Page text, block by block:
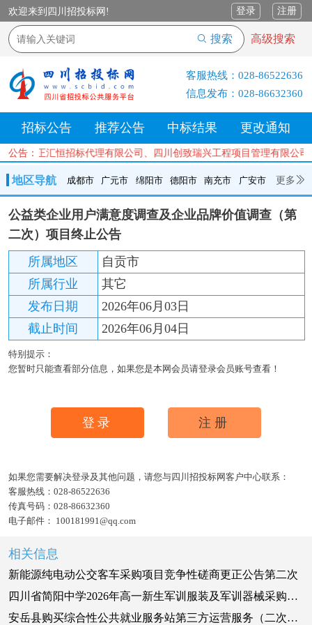
欢迎来到四川招投标网! 登录 注册
搜索 高级搜索
客服热线： 028-86522636
信息发布： 028-86632360
招标公告 推荐公告 中标结果 更改通知
公告： 汇恒招标代理有限公司、四川创致瑞兴工程项目管理
地区导航 成都市 广元市 绵阳市 德阳市 南充市 广安市 更多
成都市 广元市 绵阳市 德阳市 南充市 广安市
遂宁市
内江市
乐山市 自贡市
达州市
资阳市 眉山市 雅安市 阿坝州 甘孜州 凉山州
公益类企业用户满意度调查及企业品牌价值调查（第
二次）项目终止公告
所属地区
自贡市
所属行业
其它
发布日期
2026年06月03日
截止时间
2026年06月04日
特别提示：
您暂时只能查看部分信息，如果您是本网会员请登录会员账号查看！
登录 注册
如果您需要解决登录及其他问题，请您与四川招投标网客户中心联系：
客服热线： 028-86522636
传真号码： 028-86632360
电子邮件： 100181991@qq.com
相关信息
新能源纯电动公交客车采购项目竞争性磋商更正公告第二次
四川省简阳中学2026年高一新生军训服装及军训器械采购项目终止公告
安岳县购买综合性公共就业服务站第三方运营服务（二次）更正公告